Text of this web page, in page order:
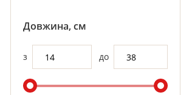
Довжина, см
з до